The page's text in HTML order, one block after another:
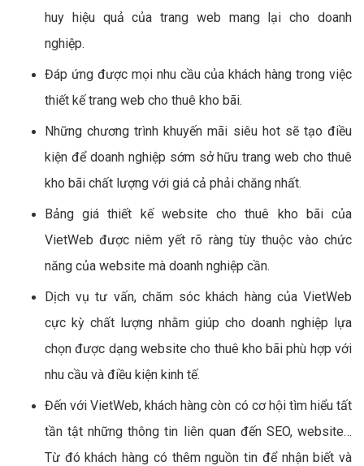
huy hiệu quả của trang web mang lại cho doanh
nghiệp.
Đáp ứng được mọi nhu cầu của khách hàng trong việc
thiết kế trang web cho thuê kho bãi.
Những chương trình khuyến mãi siêu hot sẽ tạo điều
kiện để doanh nghiệp sớm sở hữu trang web cho thuê
kho bãi chất lượng với giá cả phải chăng nhất.
Bảng giá thiết kế website cho thuê kho bãi của
VietWeb được niêm yết rõ ràng tùy thuộc vào chức
năng của website mà doanh nghiệp cần.
Dịch vụ tư vấn, chăm sóc khách hàng của VietWeb
cực kỳ chất lượng nhằm giúp cho doanh nghiệp lựa
chọn được dạng website cho thuê kho bãi phù hợp với
nhu cầu và điều kiện kinh tế.
Đến với VietWeb, khách hàng còn có cơ hội tìm hiểu tất
tần tật những thông tin liên quan đến SEO, website…
Từ đó khách hàng có thêm nguồn tin để nhận biết và